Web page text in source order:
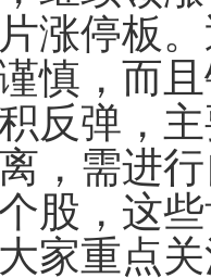
涨停板
慎，而
反弹，
，需进
股，这
家重点